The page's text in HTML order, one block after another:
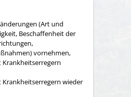
(Art und
Beschaffenheit der
vornehmen,
Krankheitserregern wieder